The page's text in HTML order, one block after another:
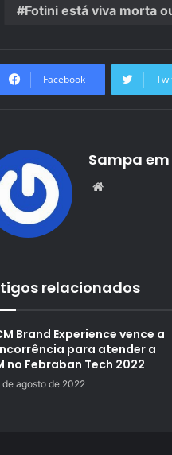
Fotini está viva morta
Facebook
Sampa em
Website
relacionados
Brand Experience vence a
para atender a
no Febraban Tech 2022
de agosto de 2022